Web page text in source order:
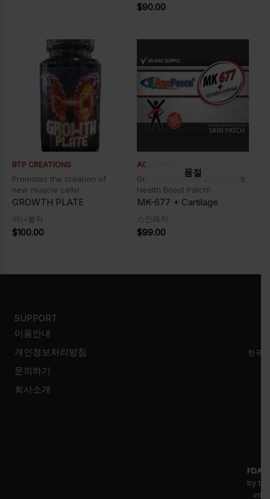
$90.00
BTP CREATIONS
Promotes the creation of
new muscle cells!
GROWTH PLATE
아나볼릭
$100.00
AGEFORCE
품절
Growth Hormone Boost/Joint
Health Boost Patch!
MK-677 + Cartilage
스킨패치
$99.00
SUPPORT
이용안내
개인정보처리방침
문의하기
회사소개
한국
FDA
by